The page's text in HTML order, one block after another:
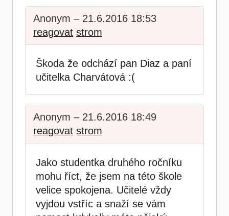
Anonym – 21.6.2016 18:53
reagovat strom
Škoda že odchází pan Diaz a paní
učitelka Charvátová :(
Anonym – 21.6.2016 18:49
reagovat strom
Jako studentka druhého ročníku
mohu říct, že jsem na této škole
velice spokojena. Učitelé vždy
vyjdou vstříc a snaží se vám